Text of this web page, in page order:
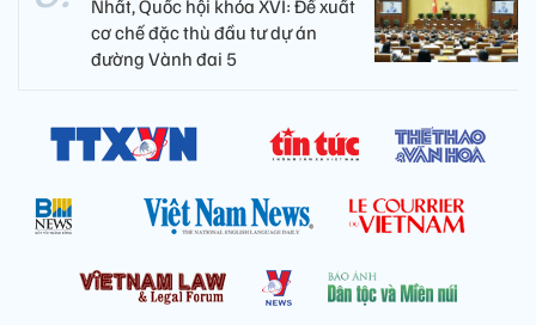
Nhất, Quốc hội khóa XVI: Đề xuất
cơ chế đặc thù đầu tư dự án
đường Vành đai 5